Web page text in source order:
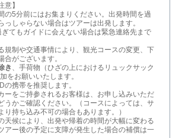
意】
の5分前にはお集まりください。出発時間を過
っしゃらない場合はツアーは出発します。
ぎてもガイドに会えない場合は緊急連絡先まで
規制や交通事情により、観光コースの変更、下
合がございます。
き
、手荷物（ひざの上におけるリュックサック
をお願いいたします。
の携帯を推奨します。
ーをご持参されるお客様は、お申し込みいただ
うかご確認ください。（コースによっては、サ
り持ち込み不可の場合もあります。）
天候により、出発や帰着の時間が大幅に変わる
アー後の予定に支障が発生した場合の補償は一